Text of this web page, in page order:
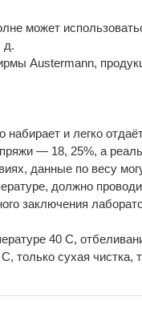
может
д.
Austermann,
и легко
— 18, 25%, а
данные по весу
должно
заключения
40 С,
только сухая чистка,